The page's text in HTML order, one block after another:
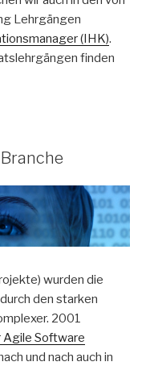
Lehrgängen
(IHK).
finden
wurden die
den starken
2001
Software
und nach auch in